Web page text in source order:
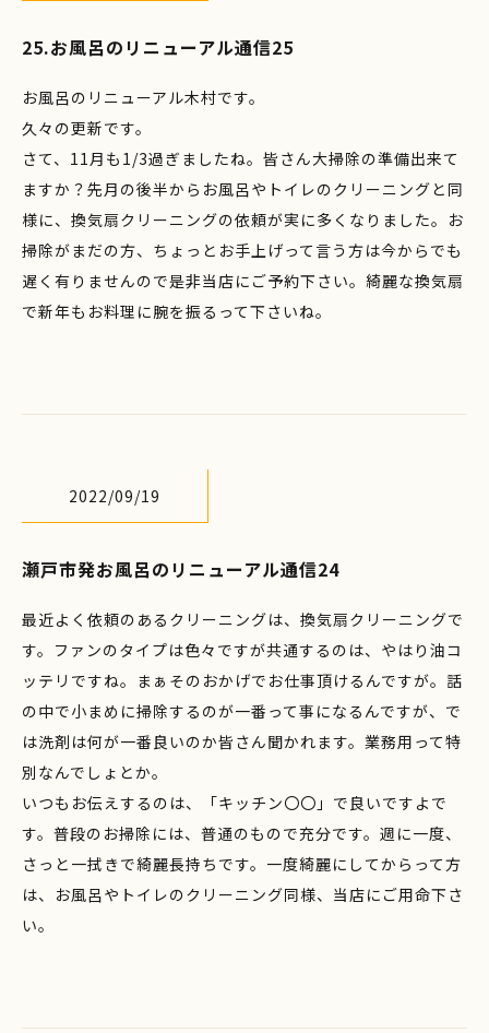
25.お風呂のリニューアル通信25
お風呂のリニューアル木村です。
久々の更新です。
さて、11月も1/3過ぎましたね。皆さん大掃除の準備出来て
ますか？先月の後半からお風呂やトイレのクリーニングと同
様に、換気扇クリーニングの依頼が実に多くなりました。お
掃除がまだの方、ちょっとお手上げって言う方は今からでも
遅く有りませんので是非当店にご予約下さい。綺麗な換気扇
で新年もお料理に腕を振るって下さいね。
2022/09/19
瀬戸市発お風呂のリニューアル通信24
最近よく依頼のあるクリーニングは、換気扇クリーニングで
す。ファンのタイプは色々ですが共通するのは、やはり油コ
ッテリですね。まぁそのおかげでお仕事頂けるんですが。話
の中で小まめに掃除するのが一番って事になるんですが、で
は洗剤は何が一番良いのか皆さん聞かれます。業務用って特
別なんでしょとか。
いつもお伝えするのは、「キッチン〇〇」で良いですよで
す。普段のお掃除には、普通のもので充分です。週に一度、
さっと一拭きで綺麗長持ちです。一度綺麗にしてからって方
は、お風呂やトイレのクリーニング同様、当店にご用命下さ
い。